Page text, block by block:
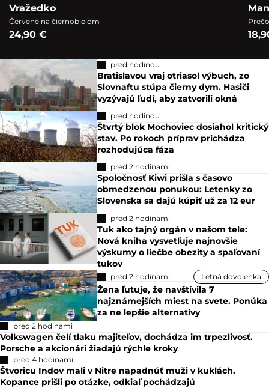
Vražedko
Červené na čiernobielom
24,90 €
pred hodinou
Bratislavou vraj otriasol výbuch, zo
Slovnaftu stúpa čierny dym. Hasiči
vyzývajú ľudí, aby zatvorili okná
pred hodinou
Štvrtý blok Mochoviec dosiahol kritický
stav. Po rokoch príprav prichádza
rozhodujúca fáza
pred 2 hodinami
Spoločnosť Kiwi prišla s časovo
obmedzenou ponukou: Letenky zo
Slovenska sa dajú kúpiť už za 12 eur
pred 2 hodinami
Tuk ako tajný orgán v našom tele:
Nová kniha vysvetľuje najnovšie
výskumy o liečbe obezity a spaľovaní
tukov
pred 2 hodinami Letná dovolenka
Žena ľutuje, že navštívila 7
najznámejších miest na svete. Ponúka
za ne lepšie alternatívy
pred 2 hodinami
Volkswagen čelí tlaku majiteľov, dochádza im trpezlivosť.
Porsche a akcionári žiadajú rýchle kroky
pred 4 hodinami
Štvoricu Indov mali v Nitre napadnúť muži v kuklách.
Kopance prišli po otázke, odkiaľ pochádzajú